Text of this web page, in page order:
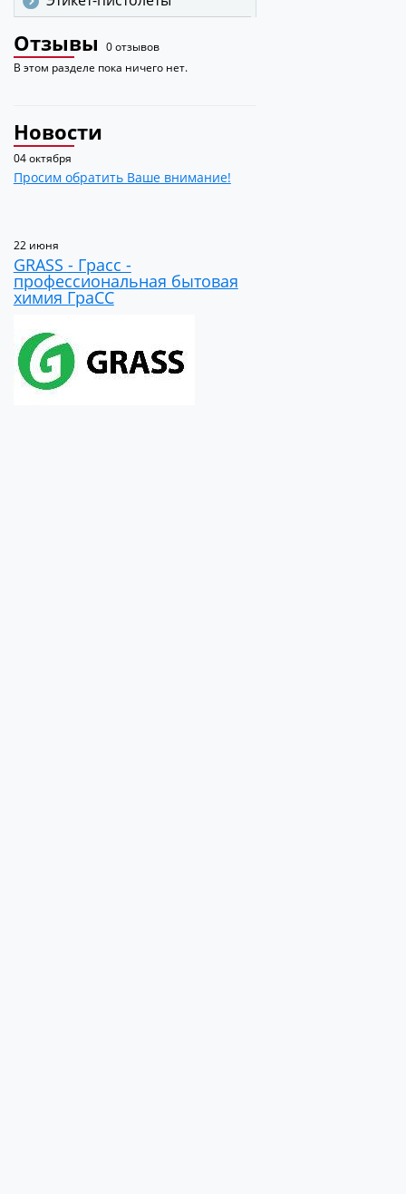
Отзывы 0 отзывов
В этом разделе пока ничего нет.
Новости
04 октября
Просим обратить Ваше внимание!
22 июня
GRASS - Грасс -
профессиональная бытовая
химия ГраСС